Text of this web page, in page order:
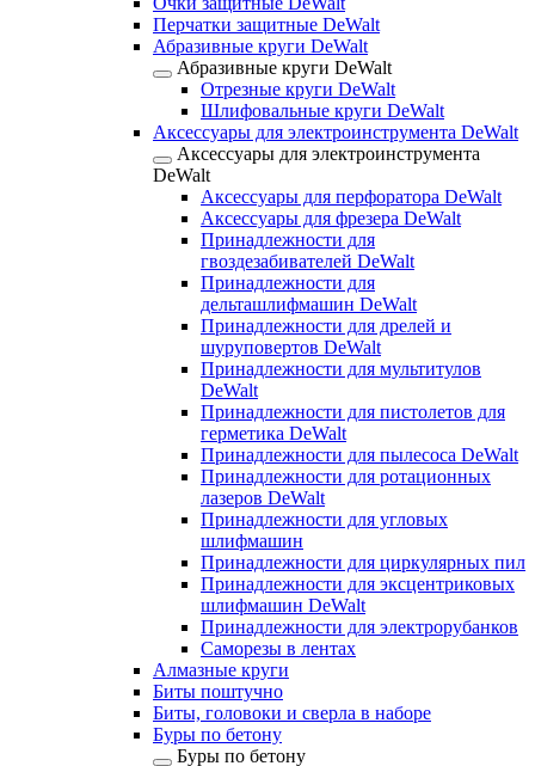
Перчатки защитные DeWalt
Абразивные круги DeWalt
Абразивные круги DeWalt
Отрезные круги DeWalt
Шлифовальные круги DeWalt
Аксессуары для электроинструмента DeWalt
Аксессуары для электроинструмента
DeWalt
Аксессуары для перфоратора DeWalt
Аксессуары для фрезера DeWalt
Принадлежности для
гвоздезабивателей DeWalt
Принадлежности для
дельташлифмашин DeWalt
Принадлежности для дрелей и
шуруповертов DeWalt
Принадлежности для мультитулов
DeWalt
Принадлежности для пистолетов для
герметика DeWalt
Принадлежности для пылесоса DeWalt
Принадлежности для ротационных
лазеров DeWalt
Принадлежности для угловых
шлифмашин
Принадлежности для циркулярных пил
Принадлежности для эксцентриковых
шлифмашин DeWalt
Принадлежности для электрорубанков
Саморезы в лентах
Алмазные круги
Биты поштучно
Биты, головоки и сверла в наборе
Буры по бетону
Буры по бетону